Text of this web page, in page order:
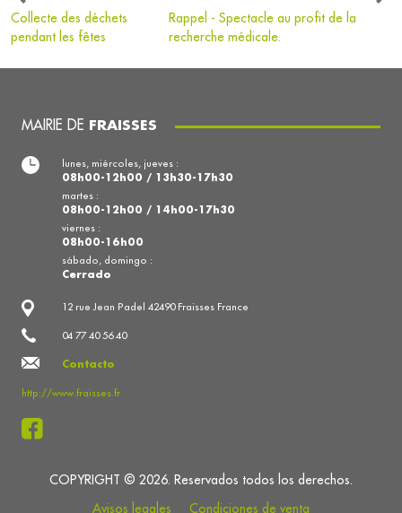
Collecte des déchets
pendant les fêtes
Rappel - Spectacle au profit de la
recherche médicale.
MAIRIE DE FRAISSES
12 rue Jean Padel 42490 Fraisses France
04 77 40 56 40
Contacto
http://www.fraisses.fr
lunes, miércoles, jueves :
08h00-12h00 / 13h30-17h30
martes :
08h00-12h00 / 14h00-17h30
viernes :
08h00-16h00
sábado, domingo :
Cerrado
COPYRIGHT © 2026. Reservados todos los derechos.
Avisos legales
Condiciones de venta